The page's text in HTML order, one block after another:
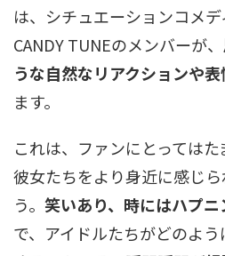
は、シチュエーションコメデ
CANDY TUNEのメンバーが、
うな自然なリアクションや表
ます。
これは、ファンにとってはた
彼女たちをより身近に感じ
う。 笑いあり、時にはハプニ
で、アイドルたちがどのよ